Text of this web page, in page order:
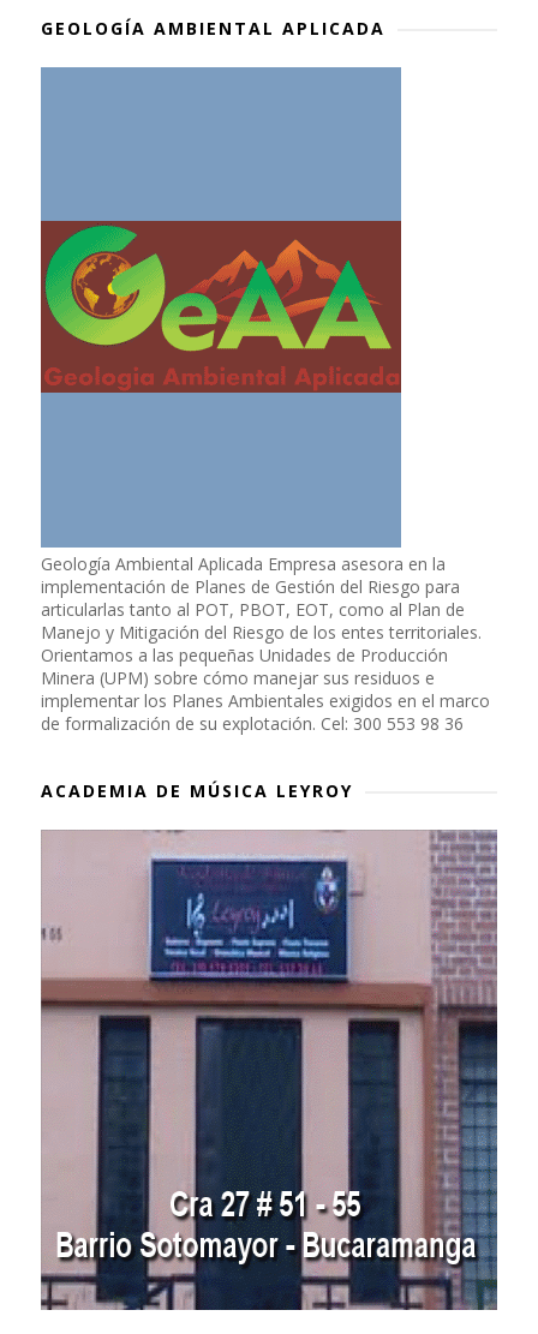
GEOLOGÍA AMBIENTAL APLICADA
Geología Ambiental Aplicada Empresa asesora en la
implementación de Planes de Gestión del Riesgo para
articularlas tanto al POT, PBOT, EOT, como al Plan de
Manejo y Mitigación del Riesgo de los entes territoriales.
Orientamos a las pequeñas Unidades de Producción
Minera (UPM) sobre cómo manejar sus residuos e
implementar los Planes Ambientales exigidos en el marco
de formalización de su explotación. Cel: 300 553 98 36
ACADEMIA DE MÚSICA LEYROY